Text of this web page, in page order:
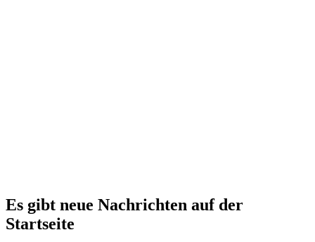
Es gibt neue Nachrichten auf der
Startseite